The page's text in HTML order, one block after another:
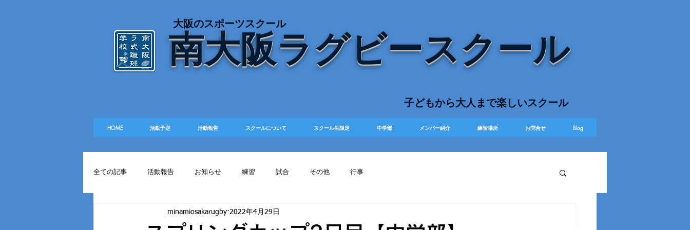
南大阪ラグビースクール
​大阪のスポーツスクール
​子どもから大人まで楽しいスクール
HOME 活動予定 活動報告 スクールについて スクール生限定 中学部 メンバー紹介 練習場所 お問合せ Blog
全ての記事 活動報告 お知らせ 練習 試合 その他 行事
minamiosakarugby 2022年4月29日